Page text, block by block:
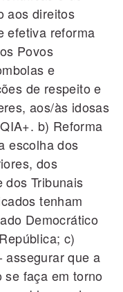
aos direitos
efetiva reforma
Povos
e
de respeito e
aos/às idosas
b) Reforma
escolha dos
dos
dos Tribunais
tenham
Democrático
c)
assegurar que a
faça em torno